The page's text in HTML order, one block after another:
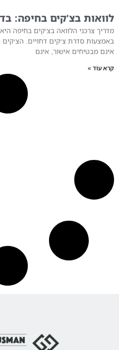
לוואות בצ'קים בחיפה:
מדריך צרכני הלוואה בצ׳קים בחיפה
באמצעות סדרת צ׳קים דחויים.
אינם מבטיחים אישור, אינם
קרא עוד »